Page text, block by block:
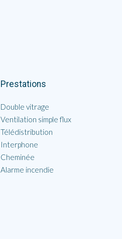
Prestations
Double vitrage
Ventilation simple flux
Télédistribution
Interphone
Cheminée
Alarme incendie